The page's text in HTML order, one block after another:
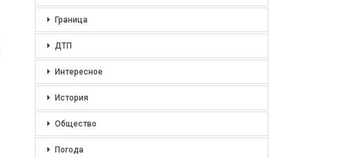
Граница
ДТП
Интересное
История
Общество
Погода